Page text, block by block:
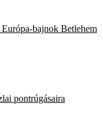
bajnok Betlehem
pontrúgásaira